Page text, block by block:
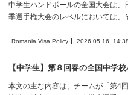
中学生ハンドボールの全国大会は
季選手権大会のレベルにおいては、
Romania Visa Policy 2026.05.16
【中学生】第８回春の全国中学
本文の主な内容は、チームが「第4